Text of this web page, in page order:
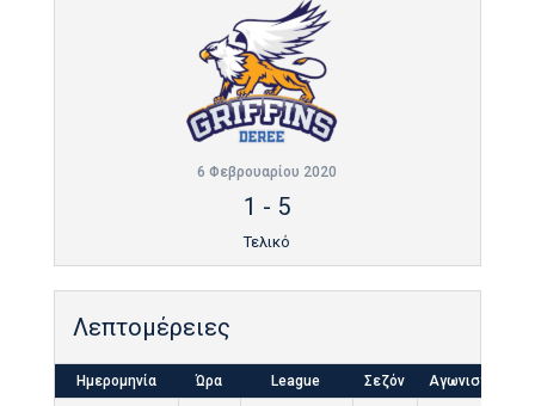
6 Φεβρουαρίου 2020
1 - 5
Τελικό
Λεπτομέρειες
Ημερομηνία Ώρα League Σεζόν Αγωνιστική